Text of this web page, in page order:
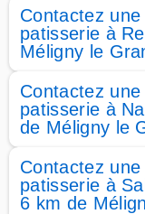
Contactez
patisserie à
Méligny le
Contactez
patisserie à
de Méligny le
Contactez
patisserie à
6 km de